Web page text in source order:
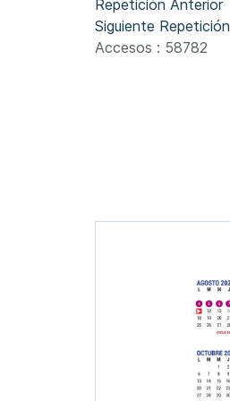
Repetición Anterior
Siguiente Repetición
Accesos : 58782